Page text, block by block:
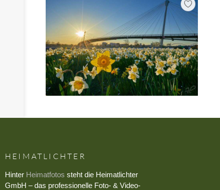
HEIMATLICHTER
Hinter Heimatfotos steht die Heimatlichter
GmbH – das professionelle Foto- & Video-